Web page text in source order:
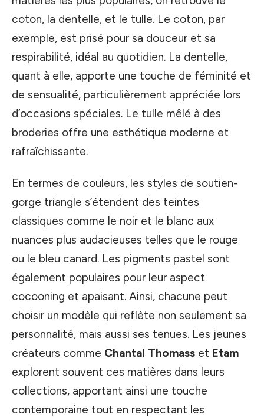
coton, la dentelle, et le tulle. Le coton, par
exemple, est prisé pour sa douceur et sa
respirabilité, idéal au quotidien. La dentelle,
quant à elle, apporte une touche de féminité et
de sensualité, particulièrement appréciée lors
d’occasions spéciales. Le tulle mêlé à des
broderies offre une esthétique moderne et
rafraîchissante.
En termes de couleurs, les styles de soutien-
gorge triangle s’étendent des teintes
classiques comme le noir et le blanc aux
nuances plus audacieuses telles que le rouge
ou le bleu canard. Les pigments pastel sont
également populaires pour leur aspect
cocooning et apaisant. Ainsi, chacune peut
choisir un modèle qui reflète non seulement sa
personnalité, mais aussi ses tenues. Les jeunes
créateurs comme Chantal Thomass et Etam
explorent souvent ces matières dans leurs
collections, apportant ainsi une touche
contemporaine tout en respectant les